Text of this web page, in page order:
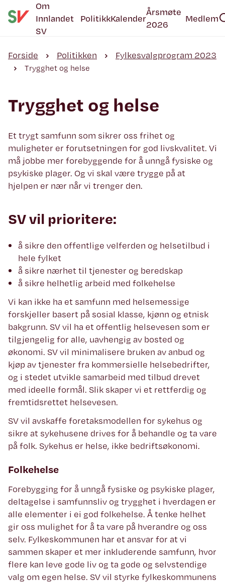
Om
Innlandet
SV
PolitikkKalender
Årsmøte
2026
Medlem
Forside Politikken Fylkesvalgprogram 2023
Trygghet og helse
Trygghet og helse
Et trygt samfunn som sikrer oss frihet og
muligheter er forutsetningen for god livskvalitet. Vi
må jobbe mer forebyggende for å unngå fysiske og
psykiske plager. Og vi skal være trygge på at
hjelpen er nær når vi trenger den.
SV vil prioritere:
å sikre den offentlige velferden og helsetilbud i
hele fylket
å sikre nærhet til tjenester og beredskap
å sikre helhetlig arbeid med folkehelse
Vi kan ikke ha et samfunn med helsemessige
forskjeller basert på sosial klasse, kjønn og etnisk
bakgrunn. SV vil ha et offentlig helsevesen som er
tilgjengelig for alle, uavhengig av bosted og
økonomi. SV vil minimalisere bruken av anbud og
kjøp av tjenester fra kommersielle helsebedrifter,
og i stedet utvikle samarbeid med tilbud drevet
med ideelle formål. Slik skaper vi et rettferdig og
fremtidsrettet helsevesen.
SV vil avskaffe foretaksmodellen for sykehus og
sikre at sykehusene drives for å behandle og ta vare
på folk. Sykehus er helse, ikke bedriftsøkonomi.
Folkehelse
Forebygging for å unngå fysiske og psykiske plager,
deltagelse i samfunnsliv og trygghet i hverdagen er
alle elementer i ei god folkehelse. Å tenke helhet
gir oss mulighet for å ta vare på hverandre og oss
selv. Fylkeskommunen har et ansvar for at vi
sammen skaper et mer inkluderende samfunn, hvor
flere kan leve gode liv og ta gode og selvstendige
valg om egen helse. SV vil styrke fylkeskommunens